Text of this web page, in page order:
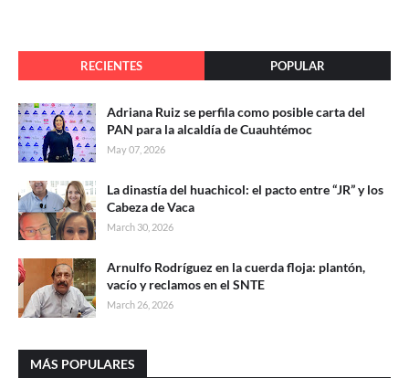
RECIENTES POPULAR
Adriana Ruiz se perfila como posible carta del
PAN para la alcaldía de Cuauhtémoc
May 07, 2026
La dinastía del huachicol: el pacto entre “JR” y los
Cabeza de Vaca
March 30, 2026
Arnulfo Rodríguez en la cuerda floja: plantón,
vacío y reclamos en el SNTE
March 26, 2026
MÁS POPULARES